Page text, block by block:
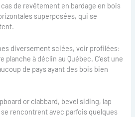
de revêtement en bardage en bois
superposées, qui se
diversement sciées, voir profilées:
planche à déclin au Québec. C'est une
de pays ayant des bois bien
or clabbard, bevel siding, lap
rencontrent avec parfois quelques